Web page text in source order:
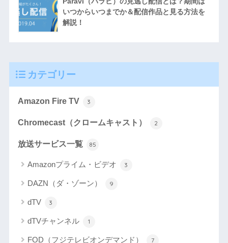
いつからいつまでか＆配信作品と見る方法を
解説！
カテゴリー
Amazon Fire TV 3
Chromecast（クロームキャスト） 2
放送サービス一覧 85
Amazonプライム・ビデオ 3
DAZN（ダ・ゾーン） 9
dTV 3
dTVチャンネル 1
FOD（フジテレビオンデマンド） 7